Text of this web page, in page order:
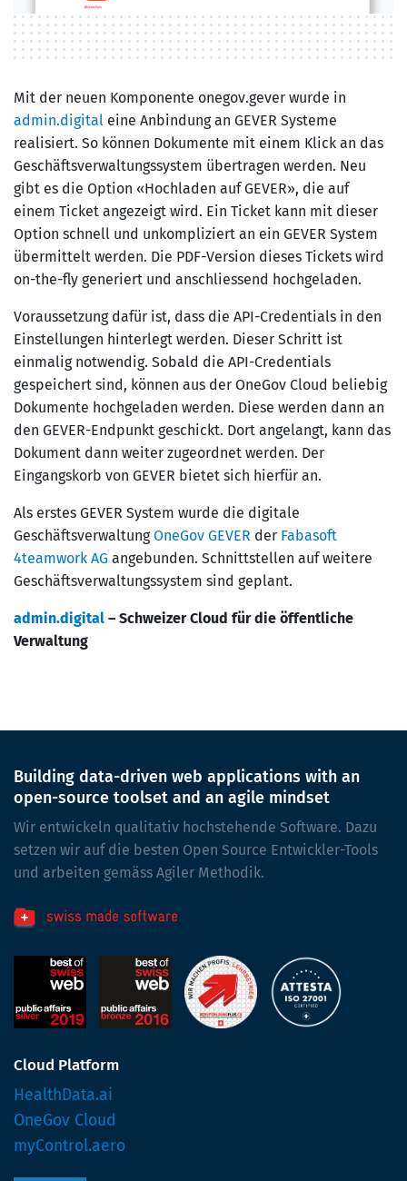
Mit der neuen Komponente onegov.gever wurde in
admin.digital eine Anbindung an GEVER Systeme
realisiert. So können Dokumente mit einem Klick an das
Geschäftsverwaltungssystem übertragen werden. Neu
gibt es die Option «Hochladen auf GEVER», die auf
einem Ticket angezeigt wird. Ein Ticket kann mit dieser
Option schnell und unkompliziert an ein GEVER System
übermittelt werden. Die PDF-Version dieses Tickets wird
on-the-fly generiert und anschliessend hochgeladen.
Voraussetzung dafür ist, dass die API-Credentials in den
Einstellungen hinterlegt werden. Dieser Schritt ist
einmalig notwendig. Sobald die API-Credentials
gespeichert sind, können aus der OneGov Cloud beliebig
Dokumente hochgeladen werden. Diese werden dann an
den GEVER-Endpunkt geschickt. Dort angelangt, kann das
Dokument dann weiter zugeordnet werden. Der
Eingangskorb von GEVER bietet sich hierfür an.
Als erstes GEVER System wurde die digitale
GeschäftsverwaltungOneGov GEVER der Fabasoft
4teamwork AG angebunden. Schnittstellen auf weitere
Geschäftsverwaltungssystem sind geplant.
admin.digital – Schweizer Cloud für die öffentliche
Verwaltung
Building data-driven web applications with an
open-source toolset and an agile mindset
Wir entwickeln qualitativ hochstehende Software. Dazu
setzen wir auf die besten Open Source Entwickler-Tools
und arbeiten gemäss Agiler Methodik.
Cloud Platform
HealthData.ai
OneGov Cloud
myControl.aero